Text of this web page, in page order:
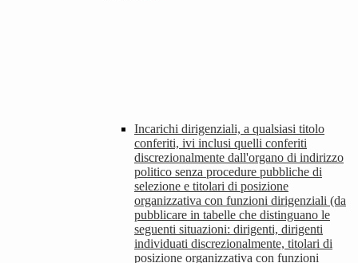
Incarichi dirigenziali, a qualsiasi titolo
conferiti, ivi inclusi quelli conferiti
discrezionalmente dall'organo di indirizzo
politico senza procedure pubbliche di
selezione e titolari di posizione
organizzativa con funzioni dirigenziali (da
pubblicare in tabelle che distinguano le
seguenti situazioni: dirigenti, dirigenti
individuati discrezionalmente, titolari di
posizione organizzativa con funzioni